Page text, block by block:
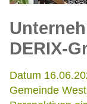
DERIX-
Datum
Gemeinde